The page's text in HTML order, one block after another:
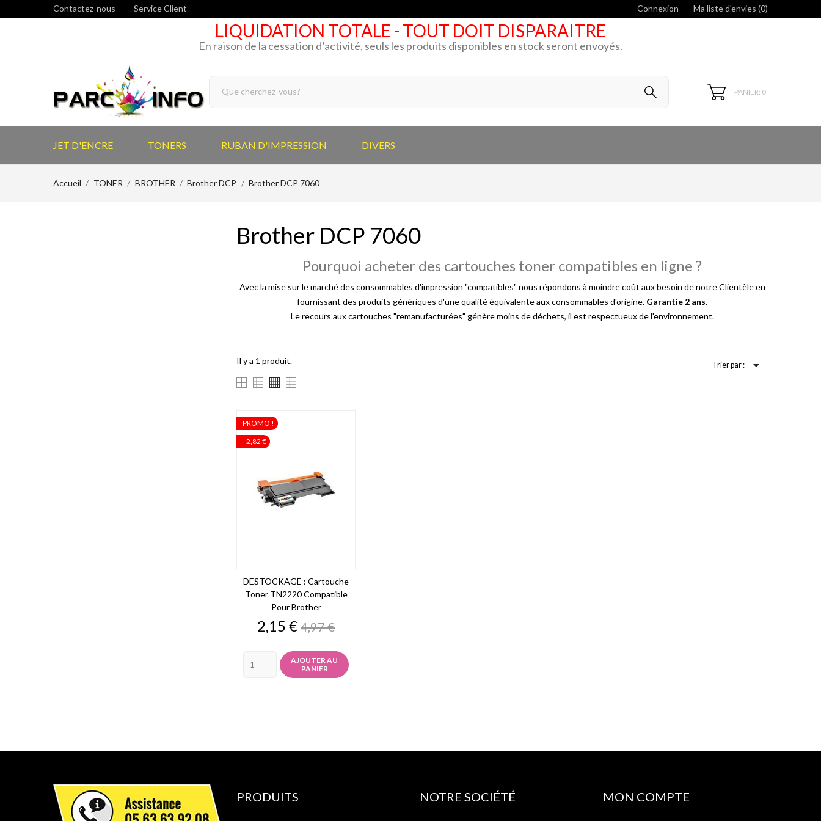
Contactez-nous Service Client Connexion Ma liste d'envies (0)
LIQUIDATION TOTALE - TOUT DOIT DISPARAITRE
En raison de la cessation d’activité, seuls les produits disponibles en stock seront envoyés.
PANIER: 0
JET D'ENCRE TONERS RUBAN D'IMPRESSION DIVERS
Accueil TONER BROTHER Brother DCP Brother DCP 7060
Brother DCP 7060
Pourquoi acheter des cartouches toner compatibles en ligne ?
Avec la mise sur le marché des consommables d'impression "compatibles" nous répondons à moindre coût aux besoin de notre Clientèle en
fournissant des produits génériques d'une qualité équivalente aux consommables d'origine. Garantie 2 ans.
Le recours aux cartouches "remanufacturées" génère moins de déchets, il est respectueux de l'environnement.
Il y a 1 produit. Trier par : 
DESTOCKAGE : Cartouche
Toner TN2220 Compatible
Pour Brother
Prix
2,15 €Prix
de
base
4,97 €
AJOUTER AU
PANIER
PROMO !
- 2,82 €
PRODUITS NOTRE SOCIÉTÉ MON COMPTE